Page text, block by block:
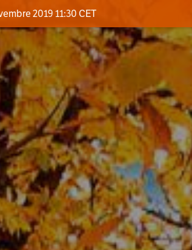
2019 11:30 CET